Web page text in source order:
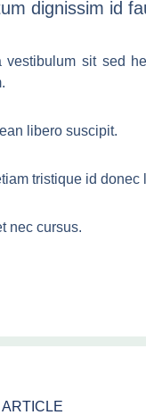
dignissim id
vestibulum sit sed
libero suscipit.
tristique id donec
nec cursus.